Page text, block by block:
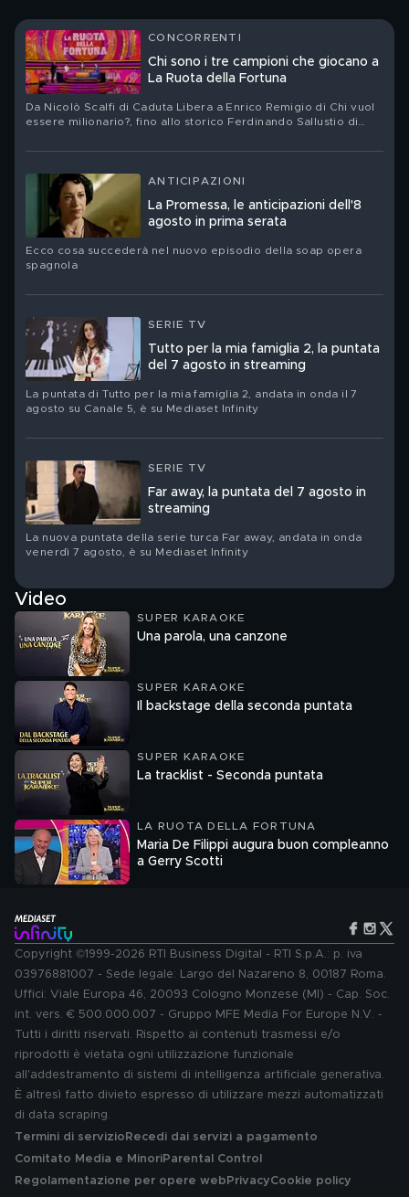
CONCORRENTI
Chi sono i tre campioni che giocano a
La Ruota della Fortuna
Da Nicolò Scalfi di Caduta Libera a Enrico Remigio di Chi vuol
essere milionario?, fino allo storico Ferdinando Sallustio di
ANTICIPAZIONI
La Promessa, le anticipazioni dell'8
agosto in prima serata
Ecco cosa succederà nel nuovo episodio della soap opera
spagnola
SERIE TV
Tutto per la mia famiglia 2, la puntata
del 7 agosto in streaming
La puntata di Tutto per la mia famiglia 2, andata in onda il 7
agosto su Canale 5, è su Mediaset Infinity
SERIE TV
Far away, la puntata del 7 agosto in
streaming
La nuova puntata della serie turca Far away, andata in onda
venerdì 7 agosto, è su Mediaset Infinity
Video
SUPER KARAOKE
Una parola, una canzone
SUPER KARAOKE
Il backstage della seconda puntata
SUPER KARAOKE
La tracklist - Seconda puntata
LA RUOTA DELLA FORTUNA
Maria De Filippi augura buon compleanno
a Gerry Scotti
Copyright ©1999-2026 RTI Business Digital - RTI S.p.A.: p. iva
03976881007 - Sede legale: Largo del Nazareno 8, 00187 Roma.
Uffici: Viale Europa 46, 20093 Cologno Monzese (MI) - Cap. Soc.
int. vers. € 500.000.007 - Gruppo MFE Media For Europe N.V. -
Tutti i diritti riservati. Rispetto ai contenuti trasmessi e/o
riprodotti è vietata ogni utilizzazione funzionale
all'addestramento di sistemi di intelligenza artificiale generativa.
È altresì fatto divieto espresso di utilizzare mezzi automatizzati
di data scraping.
Termini di servizio Recedi dai servizi a pagamento
Comitato Media e MinoriParental Control
Regolamentazione per opere web PrivacyCookie policy